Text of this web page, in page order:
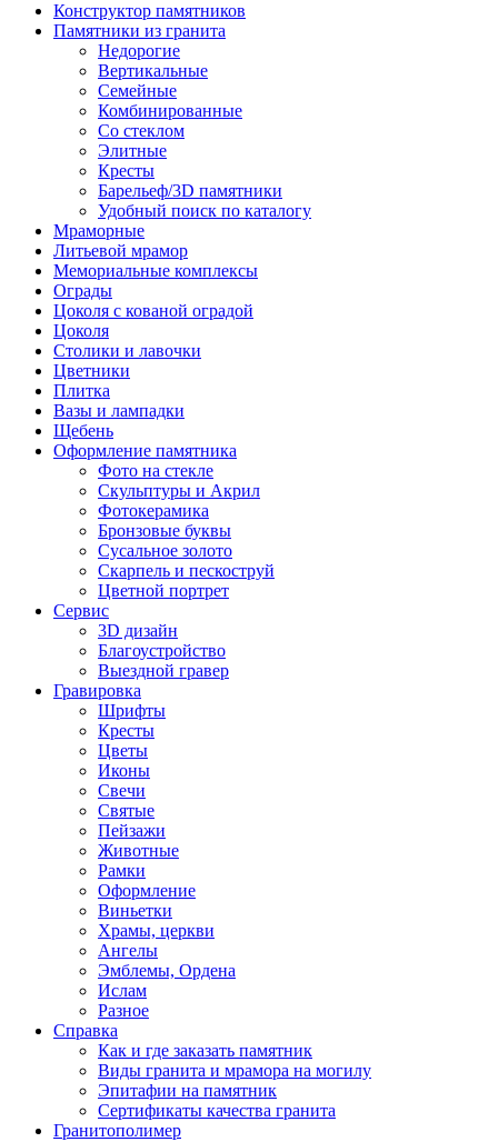
Конструктор памятников
Памятники из гранита
Недорогие
Вертикальные
Семейные
Комбинированные
Со стеклом
Элитные
Кресты
Барельеф/3D памятники
Удобный поиск по каталогу
Мраморные
Литьевой мрамор
Мемориальные комплексы
Ограды
Цоколя с кованой оградой
Цоколя
Столики и лавочки
Цветники
Плитка
Вазы и лампадки
Щебень
Оформление памятника
Фото на стекле
Скульптуры и Акрил
Фотокерамика
Бронзовые буквы
Сусальное золото
Скарпель и пескоструй
Цветной портрет
Сервис
3D дизайн
Благоустройство
Выездной гравер
Гравировка
Шрифты
Кресты
Цветы
Иконы
Свечи
Святые
Пейзажи
Животные
Рамки
Оформление
Виньетки
Храмы, церкви
Ангелы
Эмблемы, Ордена
Ислам
Разное
Справка
Как и где заказать памятник
Виды гранита и мрамора на могилу
Эпитафии на памятник
Сертификаты качества гранита
Гранитополимер